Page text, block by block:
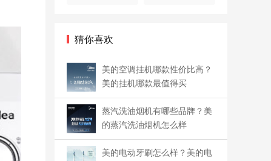
猜你喜欢
美的空调挂机哪款性价比高？
美的挂机哪款最值得买
蒸汽洗油烟机有哪些品牌？美
的蒸汽洗油烟机怎么样
美的电动牙刷怎么样？美的电